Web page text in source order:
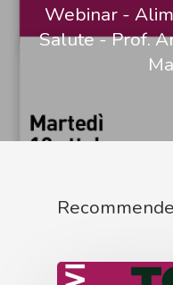
Webinar -
Salute - Prof.